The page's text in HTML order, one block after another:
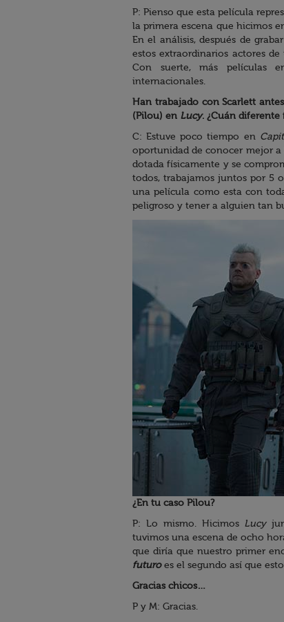
P: Pienso que esta película
la primera escena que hicimos
En el análisis, después de
estos extraordinarios actores
Con suerte, más películas
internacionales.
Han trabajado con Scarlett
(Pilou) en Lucy. ¿Cuán diferente
C: Estuve poco tiempo en
oportunidad de conocer mejor a
dotada físicamente y se
todos, trabajamos juntos por 5
una película como esta con
peligroso y tener a alguien tan
¿En tu caso Pilou?
P: Lo mismo. Hicimos Lucy
tuvimos una escena de ocho
que diría que nuestro primer
futuroes el segundo así que
Gracias chicos…
P y M: Gracias.